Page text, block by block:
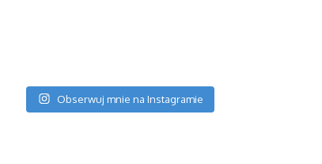
Obserwuj mnie na Instagramie